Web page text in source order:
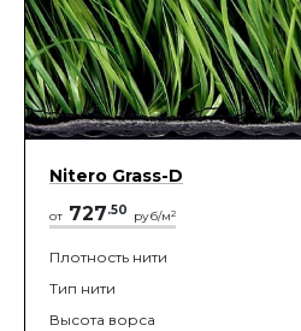
Nitero Grass-D
от 727.50 руб/м2
Плотность нити
Тип нити
Высота ворса